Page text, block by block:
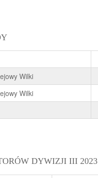
Wilki
Wilki
DYWIZJI III 2023